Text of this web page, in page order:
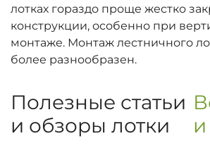
лотках гораздо проще жестко
конструкции, особенно при
монтаже. Монтаж лестничного
более разнообразен.
Полезные статьи
и обзоры лотки